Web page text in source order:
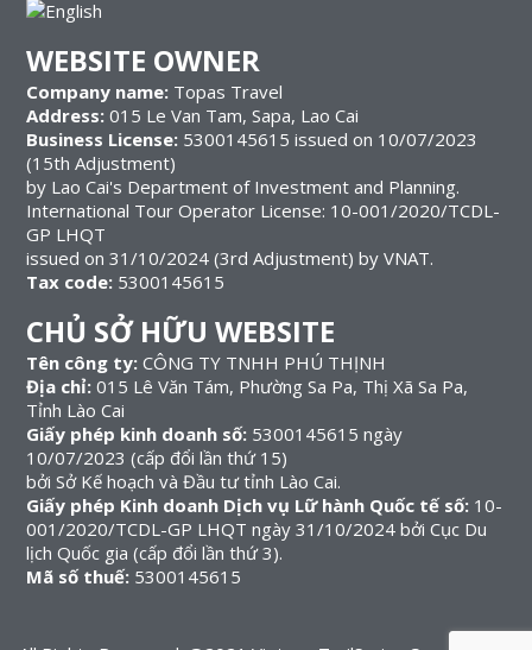
WEBSITE OWNER
Company name:Topas Travel
Address:015 Le Van Tam, Sapa, Lao Cai
Business License: 5300145615 issued on 10/07/2023
(15th Adjustment)
by Lao Cai's Department of Investment and Planning.
International Tour Operator License: 10-001/2020/TCDL-
GP LHQT
issued on 31/10/2024 (3rd Adjustment) by VNAT.
Tax code: 5300145615
CHỦ SỞ HỮU WEBSITE
Tên công ty: CÔNG TY TNHH PHÚ THỊNH
Địa chỉ: 015 Lê Văn Tám, Phường Sa Pa, Thị Xã Sa Pa,
Tỉnh Lào Cai
Giấy phép kinh doanh số: 5300145615 ngày
10/07/2023 (cấp đổi lần thứ 15)
bởi Sở Kế hoạch và Đầu tư tỉnh Lào Cai.
Giấy phép Kinh doanh Dịch vụ Lữ hành Quốc tế số: 10-
001/2020/TCDL-GP LHQT ngày 31/10/2024 bởi Cục Du
lịch Quốc gia (cấp đổi lần thứ 3).
Mã số thuế:5300145615